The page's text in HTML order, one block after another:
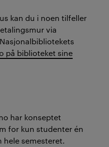
kan du i noen tilfeller
via
på biblioteket sine
har konseptet
for kun studenter én
hele semesteret.